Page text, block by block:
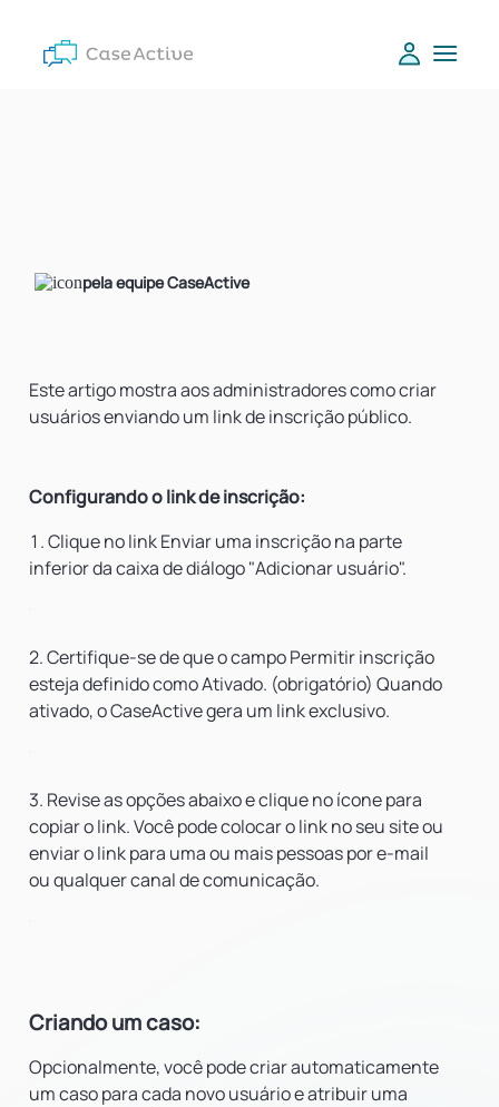
pela equipe CaseActive
Este artigo mostra aos administradores como criar
usuários enviando um link de inscrição público.
Configurando o link de inscrição:
Clique nolink Enviar uma inscriçãona parte
inferior da caixa de diálogo "Adicionar usuário".
2. Certifique-se de que o campoPermitir inscrição
esteja definido como Ativado. (obrigatório) Quando
ativado, o CaseActive gera um link exclusivo.
3. Revise as opções abaixo e clique no ícone para
copiar o link. Você pode colocar o link no seu site ou
enviar o link para uma ou mais pessoas por e-mail
ou qualquer canal de comunicação.
Criando um caso:
Opcionalmente, você pode criar automaticamente
um caso para cada novo usuário e atribuir uma